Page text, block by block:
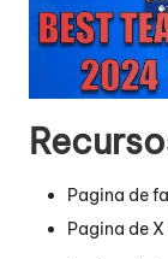
Pagina de
Pagina de